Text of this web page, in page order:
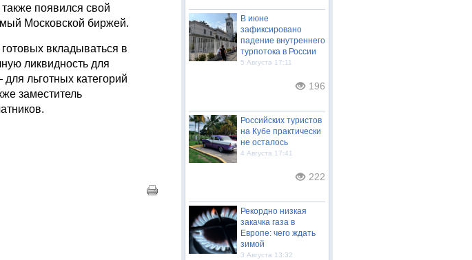
появился свой
Московской биржей.
вкладываться в
ликвидность для
льготных категорий
заместитель
В июне
зафиксировано
падение внутреннего
турпотока в России
5 Августа 17:11
196
Российских туристов
на Кубе практически
не осталось
4 Августа 17:41
222
Рекордно низкая
закачка газа в
Европе: чего ждать
зимой
3 Августа 13:32